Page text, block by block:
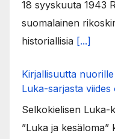
18 syyskuuta 1943
suomalainen
historiallisia [...]
Kirjallisuutta
Luka-sarjasta viides
Selkokielisen Luka-
”Luka ja